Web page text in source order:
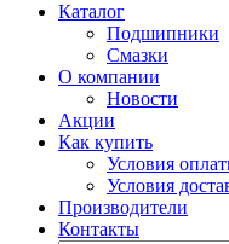
Каталог
Подшипники
Смазки
О компании
Новости
Акции
Как купить
Условия
Условия
Производители
Контакты